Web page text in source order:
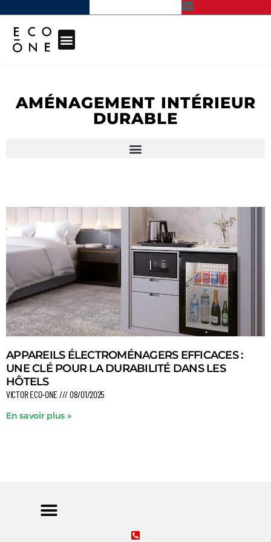
AMÉNAGEMENT INTÉRIEUR
DURABLE
APPAREILS ÉLECTROMÉNAGERS EFFICACES :
UNE CLÉ POUR LA DURABILITÉ DANS LES
HÔTELS
VICTOR ECO-ONE 08/01/2025
En savoir plus »